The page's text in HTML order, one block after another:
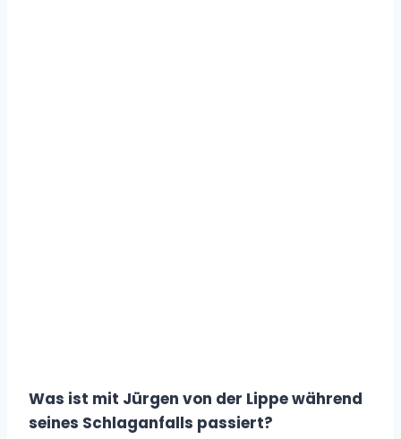
Was ist mit Jürgen von der Lippe während
seines Schlaganfalls passiert?